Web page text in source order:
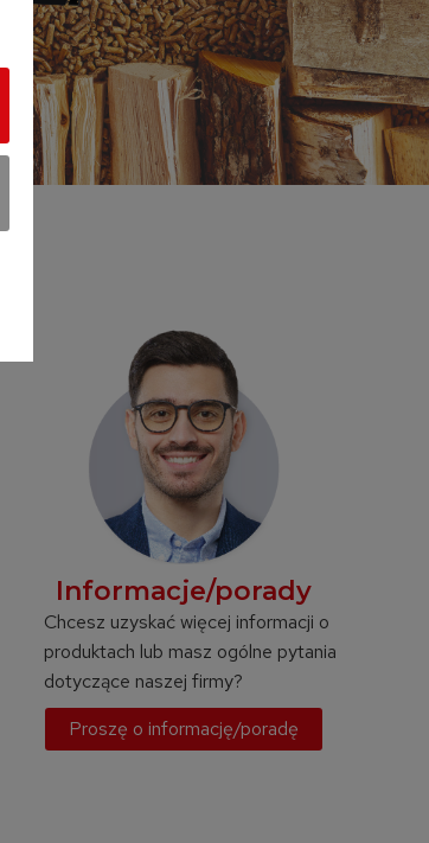
Informacje/porady
Chcesz uzyskać więcej informacji o
produktach lub masz ogólne pytania
dotyczące naszej firmy?
Proszę o informację/poradę